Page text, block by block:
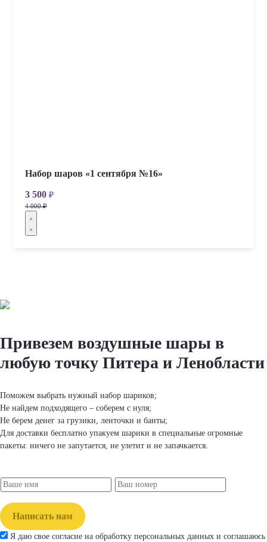
Набор шаров «1 сентября №16»
3 500 ₽
4 000 ₽
Привезем вoздушные шapы в
любую точку Питера и Ленобласти
Поможем выбрать нужный набор шapиков;
Не найдем подходящего – соберем с нуля;
Не берем денег за грузики, ленточки и банты;
Для доставки бесплатно упакуем шapики в специальные огромные
пакеты: ничего не запутается, не улетит и не запачкается.
Написать нам
Я даю свое согласие на обработку персональных данных и соглашаюсь